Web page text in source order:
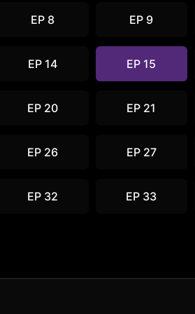
EP 8 EP 9
EP 14 EP 15
EP 20 EP 21
EP 26 EP 27
EP 32 EP 33